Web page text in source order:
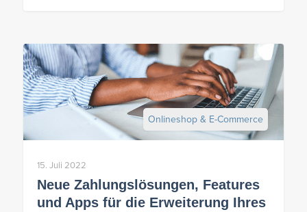
Neue Zahlungslösungen, Features
und Apps für die Erweiterung Ihres
15. Juli 2022
Onlineshop & E-Commerce